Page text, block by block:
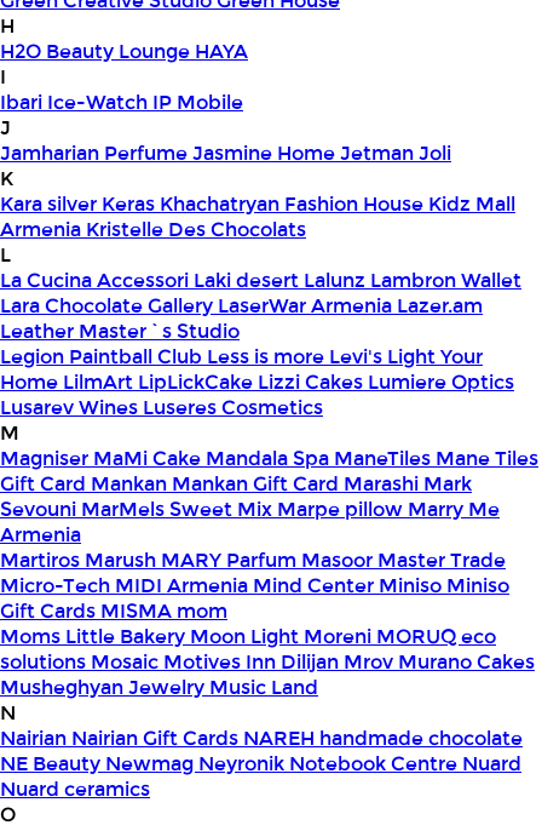
H
H2O Beauty Lounge HAYA
I
Ibari Ice-Watch IP Mobile
J
Jamharian PerfumeJasmine HomeJetmanJoli
K
Kara silver Keras Khachatryan Fashion House Kidz Mall
Armenia Kristelle Des Chocolats
L
La Cucina Accessori Laki desert Lalunz Lambron Wallet
Lara Chocolate Gallery LaserWar Armenia Lazer.am
Leather Master`s Studio
Legion Paintball Club Less is more Levi's Light Your
Home LilmArt LipLickCake Lizzi Cakes Lumiere Optics
Lusarev Wines Luseres Cosmetics
M
Magniser MaMi Cake Mandala Spa ManeTiles Mane Tiles
Gift Card Mankan Mankan Gift Card Marashi Mark
Sevouni MarMels Sweet Mix Marpe pillow Marry Me
Armenia
Martiros Marush MARY Parfum Masoor Master Trade
Micro-Tech MIDI Armenia Mind Center Miniso Miniso
Gift Cards MISMA mom
Moms Little Bakery Moon Light Moreni MORUQ eco
solutions Mosaic Motives Inn Dilijan Mrov Murano Cakes
Musheghyan Jewelry Music Land
N
Nairian Nairian Gift Cards NAREH handmade chocolate
NE Beauty Newmag Neyronik Notebook Centre Nuard
Nuard ceramics
O